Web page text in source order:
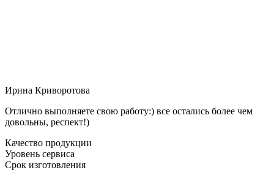
Ирина Криворотова
Отлично выполняете свою работу:) все остались более чем
довольны, респект!)
Качество продукции
Уровень сервиса
Срок изготовления